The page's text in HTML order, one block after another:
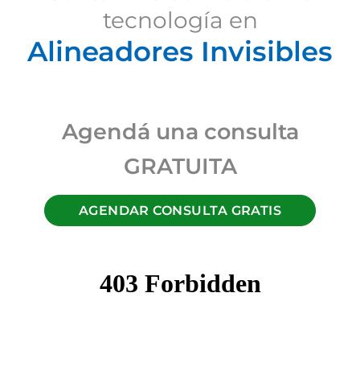
tecnología en
Alineadores Invisibles
Agendá una consulta
GRATUITA
AGENDAR CONSULTA GRATIS